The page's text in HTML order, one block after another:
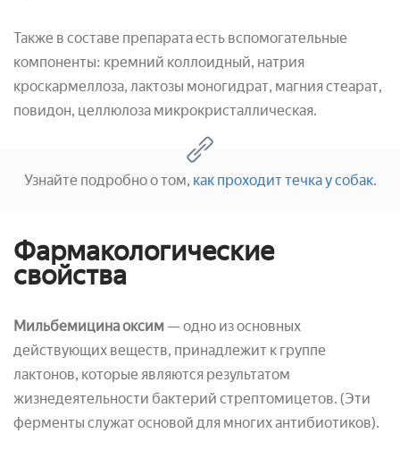
Также в составе препарата есть вспомогательные
компоненты: кремний коллоидный, натрия
кроскармеллоза, лактозы моногидрат, магния стеарат,
повидон, целлюлоза микрокристаллическая.
Узнайте подробно о том, как проходит течка у собак.
Фармакологические
свойства
Мильбемицина оксим — одно из основных
действующих веществ, принадлежит к группе
лактонов, которые являются результатом
жизнедеятельности бактерий стрептомицетов. (Эти
ферменты служат основой для многих антибиотиков).